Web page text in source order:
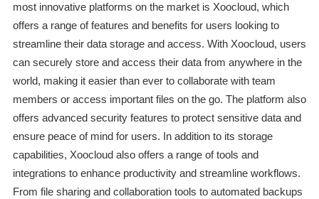
most innovative platforms on the market is Xoocloud, which
offers a range of features and benefits for users looking to
streamline their data storage and access. With Xoocloud, users
can securely store and access their data from anywhere in the
world, making it easier than ever to collaborate with team
members or access important files on the go. The platform also
offers advanced security features to protect sensitive data and
ensure peace of mind for users. In addition to its storage
capabilities, Xoocloud also offers a range of tools and
integrations to enhance productivity and streamline workflows.
From file sharing and collaboration tools to automated backups